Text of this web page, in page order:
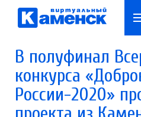
В полуфинал
конкурса
России-2020»